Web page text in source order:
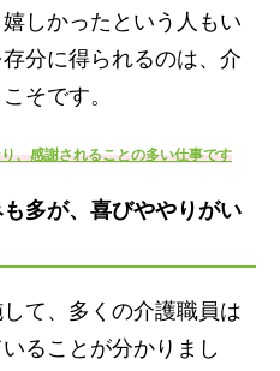
しかったという人もい
分に得られるのは、介
そです。
、感謝されることの多い仕事です
多が、喜びややりがい
て、多くの介護職員は
ることが分かりまし